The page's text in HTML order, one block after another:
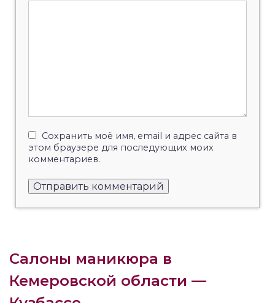
Сохранить моё имя, email и адрес сайта в
этом браузере для последующих моих
комментариев.
Салоны маникюра в
Кемеровской области —